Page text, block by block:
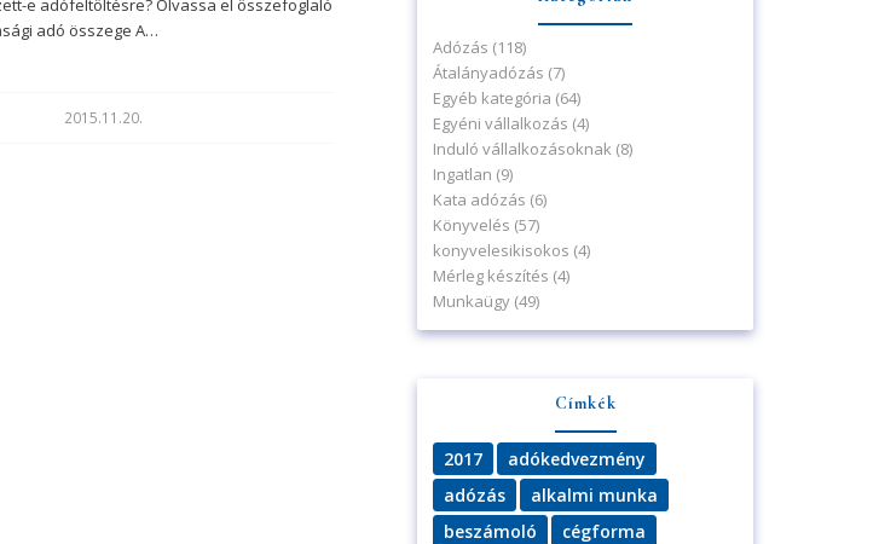
e adófeltöltésre? Olvassa el összefoglaló
adó összege A…
2015.11.20.
Adózás (118)
Átalányadózás (7)
Egyéb kategória (64)
Egyéni vállalkozás (4)
Induló vállalkozásoknak (8)
Ingatlan (9)
Kata adózás (6)
Könyvelés (57)
konyvelesikisokos (4)
Mérleg készítés (4)
Munkaügy(49)
Címkék
2017
adókedvezmény
adózás
alkalmi munka
beszámoló
cégforma